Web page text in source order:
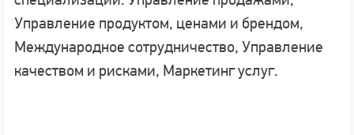
Управление продуктом, ценами и брендом,
Международное сотрудничество, Управление
качеством и рисками, Маркетинг услуг.